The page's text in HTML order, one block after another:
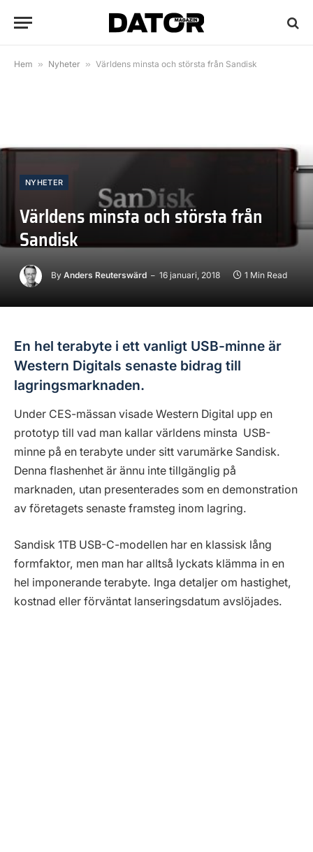
Hem » Nyheter » Världens minsta och största från Sandisk
NYHETER
Världens minsta och största från
Sandisk
By Anders Reuterswärd 16 januari, 2018 1 Min Read
En hel terabyte i ett vanligt USB-minne är
Western Digitals senaste bidrag till
lagringsmarknaden.
Under CES-mässan visade Western Digital upp en
prototyp till vad man kallar världens minsta USB-
minne på en terabyte under sitt varumärke Sandisk.
Denna flashenhet är ännu inte tillgänglig på
marknaden, utan presenterades som en demonstration
av företagets senaste framsteg inom lagring.
Sandisk 1TB USB-C-modellen har en klassisk lång
formfaktor, men man har alltså lyckats klämma in en
hel imponerande terabyte. Inga detaljer om hastighet,
kostnad eller förväntat lanseringsdatum avslöjades.